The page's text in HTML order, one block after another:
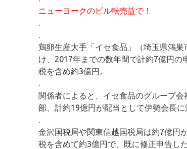
ニューヨークのビル転売益で！
.
.
鶏卵生産大手「イセ食品」（埼玉県鴻
け、2017年までの数年間で計約7億円
税を含め約3億円。
.
関係者によると、イセ食品のグループ
部、計約19億円が配当として伊勢会長に
.
金沢国税局や関東信越国税局は約7億円
税を含めて約3億円で、既に修正申告し